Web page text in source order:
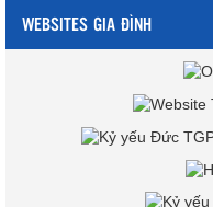
WEBSITES GIA ĐÌNH